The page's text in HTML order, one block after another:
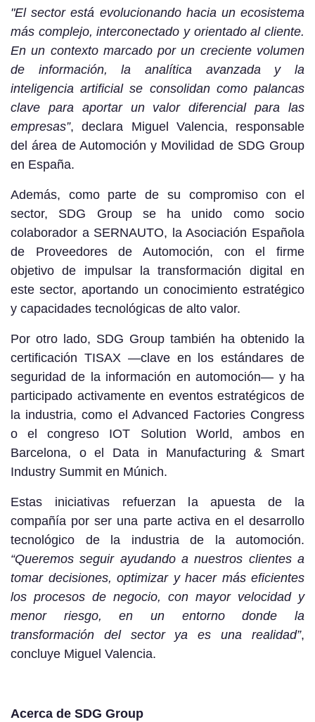
"El sector está evolucionando hacia un ecosistema
más complejo, interconectado y orientado al cliente.
En un contexto marcado por un creciente volumen
de información, la analítica avanzada y la
inteligencia artificial se consolidan como palancas
clave para aportar un valor diferencial para las
empresas”, declara Miguel Valencia, responsable
del área de Automoción y Movilidad de SDG Group
en España.
Además, como parte de su compromiso con el
sector, SDG Group se ha unido como socio
colaborador a SERNAUTO, la Asociación Española
de Proveedores de Automoción, con el firme
objetivo de impulsar la transformación digital en
este sector, aportando un conocimiento estratégico
y capacidades tecnológicas de alto valor.
Por otro lado, SDG Group también ha obtenido la
certificación TISAX —clave en los estándares de
seguridad de la información en automoción— y ha
participado activamente en eventos estratégicos de
la industria, como el Advanced Factories Congress
o el congreso IOT Solution World, ambos en
Barcelona, o el Data in Manufacturing & Smart
Industry Summit en Múnich.
Estas iniciativas refuerzan la apuesta de la
compañía por ser una parte activa en el desarrollo
tecnológico de la industria de la automoción.
“Queremos seguir ayudando a nuestros clientes a
tomar decisiones, optimizar y hacer más eficientes
los procesos de negocio, con mayor velocidad y
menor riesgo, en un entorno donde la
transformación del sector ya es una realidad”,
concluye Miguel Valencia.
Acerca de SDG Group